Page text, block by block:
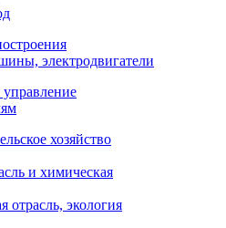
электродвигатели
хозяйство
и химическая
отрасль, экология